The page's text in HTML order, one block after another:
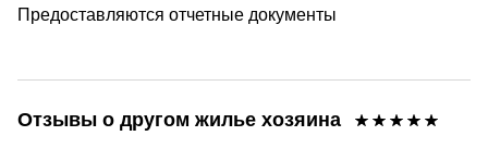
⚠️ ВАЖНО:
круглосуточное видеонаблюдение, объект находится
под охраной Росгвардии
Предоставляются отчетные документы
Отзывы о другом жилье хозяина